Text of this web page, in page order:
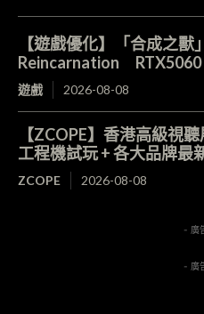
【遊戲優化】「合成之獸
Reincarnation RTX5060
遊戲 2026-08-08
【ZCOPE】香港高級視
工程機試玩 + 各大品牌最
ZCOPE 2026-08-08
- 廣
- 廣